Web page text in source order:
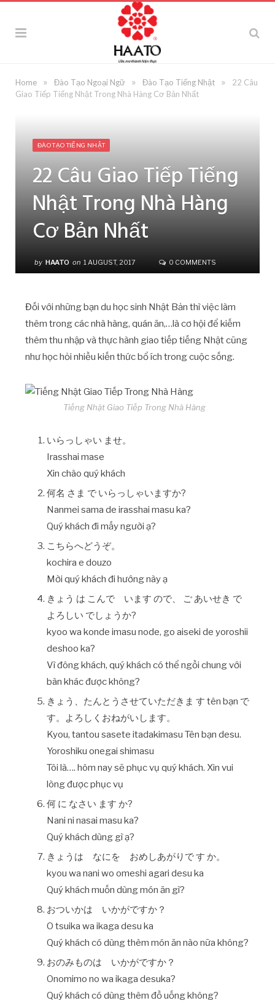
Home » Đào Tạo Ngoại Ngữ » Đào Tạo Tiếng Nhật »
22 Câu
Giao Tiếp Tiếng Nhật Trong Nhà Hàng Cơ Bản Nhất
ĐÀO TẠO TIẾNG NHẬT
22 Câu Giao Tiếp Tiếng
Nhật Trong Nhà Hàng
Cơ Bản Nhất
by HAATO on 1 AUGUST, 2017 0 COMMENTS
Đối với những bạn du học sinh Nhật Bản thì việc làm
thêm trong các nhà hàng, quán ăn,…là cơ hội để kiếm
thêm thu nhập và thực hành giao tiếp tiếng Nhật cũng
như học hỏi nhiều kiến thức bổ ích trong cuộc sống.
Tiếng Nhật Giao Tiếp Trong Nhà Hàng
いらっしゃい ませ。
Irasshai mase
Xin chào quý khách
何名 さま で いらっしゃいますか?
Nanmei sama de irasshai masu ka?
Quý khách đi mấy người ạ?
こちらへどうぞ。
kochira e douzo
Mời quý khách đi hướng này ạ
きょう は こんで います ので、 ご あいせき で
よろしい でしょうか?
kyoo wa konde imasu node, go aiseki de yoroshii
deshoo ka?
Vì đông khách, quý khách có thể ngồi chung với
bàn khác được không?
きょう、たんとうさせていただきま す tên bạn で
す。よろしくおねがいします。
Kyou, tantou sasete itadakimasu Tên bạn desu.
Yoroshiku onegai shimasu
Tôi là…. hôm nay sẽ phục vụ quý khách. Xin vui
lòng được phục vụ
何 に なさい ます か?
Nani ni nasai masu ka?
Quý khách dùng gì ạ?
きょうは なにを おめしあがりで す か。
kyou wa nani wo omeshi agari desu ka
Quý khách muốn dùng món ăn gì?
おついかは いかがですか？
O tsuika wa ikaga desu ka
Quý khách có dùng thêm món ăn nào nữa không?
おのみものは いかがですか？
Onomimo no wa ikaga desuka?
Quý khách có dùng thêm đồ uống không?